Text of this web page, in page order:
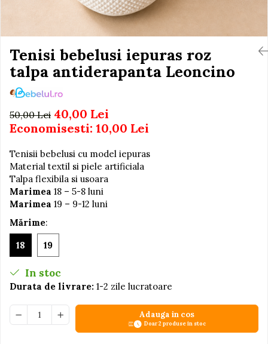
Caluti balansoar
Interactive, educative si
muzicale
Figurine
Ateliere si unelte
Covorase de dans
Creative
De plus
Electrocasnice si bucatarii
Fotolii gonflabile
Jocuri de indemanare
Jucarii educative din lemn
Motociclete
Muzica si instrumente
Ingrijire cosmetica mamici
Perioada Sarcinii
Pompe de san
Sisteme De Purtare
Tenisi bebelusi iepuras roz
talpa antiderapanta Leoncino
50,00 Lei 40,00 Lei
Economisesti: 10,00 Lei
Tenisii bebelusi cu model iepuras
Material textil si piele artificiala
Talpa flexibila si usoara
Marimea 18 – 5-8 luni
Marimea 19 – 9-12 luni
Mărime:
18
19
In stoc
Durata de livrare: 1-2 zile lucratoare
Adauga in cos
Doar 2 produse in stoc